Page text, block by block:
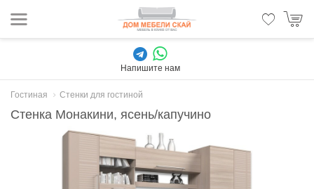
Напишите нам
Гостиная Стенки для гостиной
Стенка Монакини, ясень/капучино